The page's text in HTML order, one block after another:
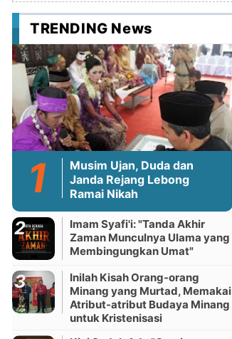
TRENDING News
Musim Ujan, Duda dan
Janda Rejang Lebong
Ramai Nikah
Imam Syafi'i: "Tanda Akhir
Zaman Munculnya Ulama yang
Membingungkan Umat"
Inilah Kisah Orang-orang
Minang yang Murtad, Memakai
Atribut-atribut Budaya Minang
untuk Kristenisasi